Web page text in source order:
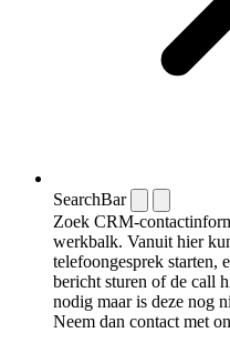
SearchBar
Zoek CRM-
werkbalk. Vanuit hier
telefoongesprek starten,
bericht sturen of de call
nodig maar is deze nog
Neem dan contact met